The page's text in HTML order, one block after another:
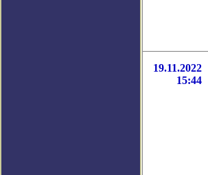
19.11.2022
15:44